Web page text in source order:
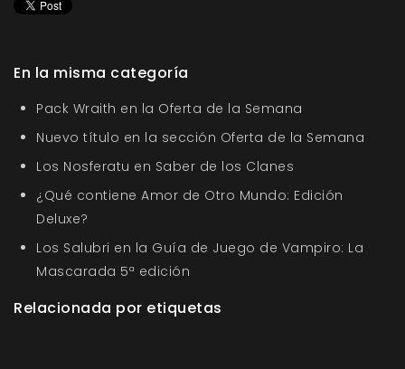
En la misma categoría
Pack Wraith en la Oferta de la Semana
Nuevo título en la sección Oferta de la Semana
Los Nosferatu en Saber de los Clanes
¿Qué contiene Amor de Otro Mundo: Edición
Deluxe?
Los Salubri en la Guía de Juego de Vampiro: La
Mascarada 5ª edición
Relacionada por etiquetas